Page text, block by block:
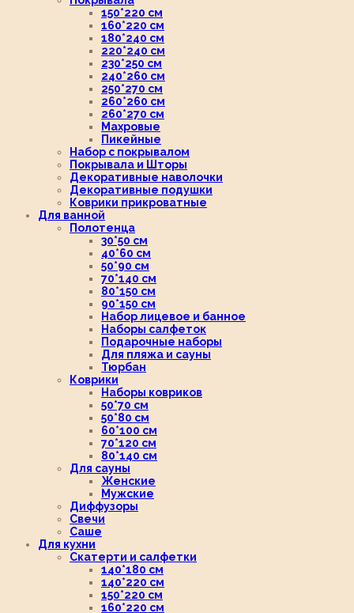
150*220 см
160*220 см
180*240 см
220*240 см
230*250 см
240*260 см
250*270 см
260*260 см
260*270 см
Махровые
Пикейные
Набор с покрывалом
Покрывала и Шторы
Декоративные наволочки
Декоративные подушки
Коврики прикроватные
Для ванной
Полотенца
30*50 см
40*60 см
50*90 см
70*140 см
80*150 см
90*150 см
Набор лицевое и банное
Наборы салфеток
Подарочные наборы
Для пляжа и сауны
Тюрбан
Коврики
Наборы ковриков
50*70 см
50*80 см
60*100 см
70*120 см
80*140 см
Для сауны
Женские
Мужские
Диффузоры
Свечи
Саше
Для кухни
Скатерти и салфетки
140*180 см
140*220 см
150*220 см
160*220 см